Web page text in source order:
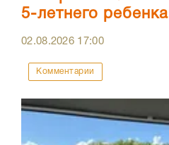
5-летнего ребенка
02.08.2026 17:00
Комментарии